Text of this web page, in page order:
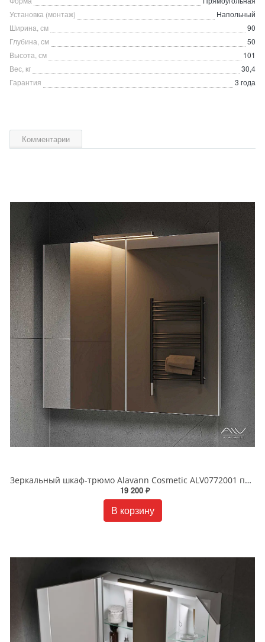
Установка (монтаж)
Напольный
Ширина, см
90
Глубина, см
50
Высота, см
101
Вес, кг
30,4
Гарантия
3 года
Комментарии
Зеркальный шкаф-трюмо Alavann Cosmetic ALV0772001 подвесной 90 см белый
19 200 ₽
В корзину